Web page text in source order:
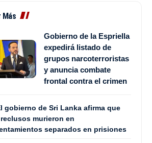
Más
Gobierno de la Espriella
expedirá listado de
grupos narcoterroristas
y anuncia combate
frontal contra el crimen
gobierno de Sri Lanka afirma que
murieron en
separados en prisiones